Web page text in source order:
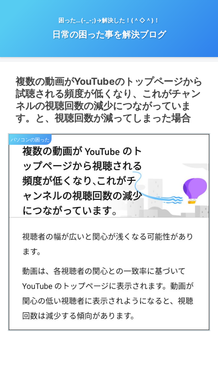
困った…(-_-;)→解決した！(＾◇＾)！
日常の困った事を解決ブログ
複数の動画がYouTubeのトップページから
試聴される頻度が低くなり、これがチャン
ネルの視聴回数の減少につながっていま
す。と、視聴回数が減ってしまった場合
パソコンの困った